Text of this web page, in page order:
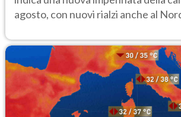
agosto, con nuovi rialzi anche al